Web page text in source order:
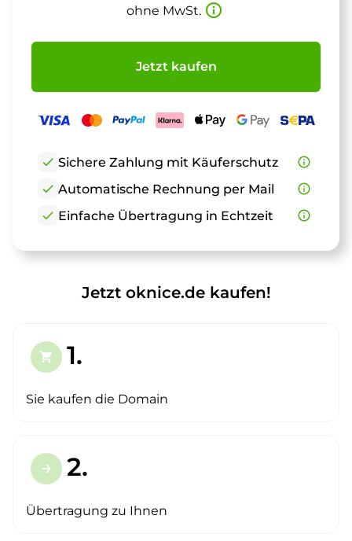
ohne MwSt. info_outline
Jetzt kaufen
check Sichere Zahlung mit Käuferschutz
info_outline
check Automatische Rechnung per Mail
info_outline
check Einfache Übertragung in Echtzeit info_outline
Jetzt oknice.de kaufen!
shopping_cart 1.
Sie kaufen die Domain
arrow_forward 2.
Übertragung zu Ihnen